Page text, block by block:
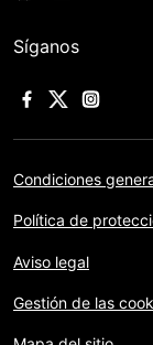
Síganos
Condiciones
Política de
Aviso legal
Gestión de las